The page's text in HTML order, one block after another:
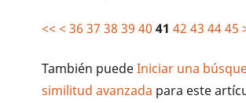
<< < 36 37 38 39 40 41 42 43 4445
También puedeIniciar una
similitud avanzada para este